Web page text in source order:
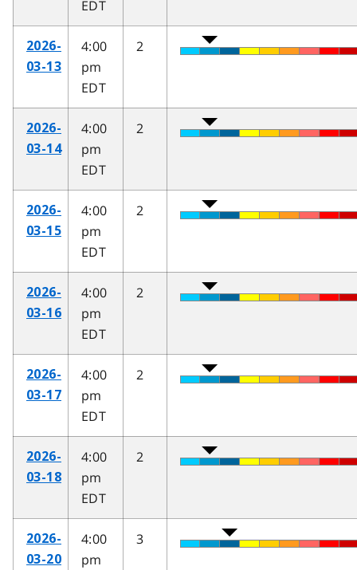
EDT
2026-
03-13
4:00
pm
EDT
2
2026-
03-14
4:00
pm
EDT
2
2026-
03-15
4:00
pm
EDT
2
2026-
03-16
4:00
pm
EDT
2
2026-
03-17
4:00
pm
EDT
2
2026-
03-18
4:00
pm
EDT
2
2026-
03-20
4:00
pm
3